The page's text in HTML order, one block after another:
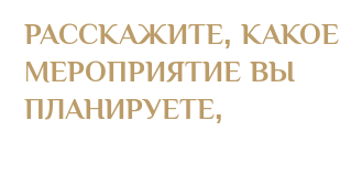
РАССКАЖИТЕ, КАКОЕ
МЕРОПРИЯТИЕ ВЫ
ПЛАНИРУЕТЕ,